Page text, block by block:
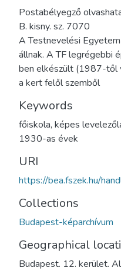
Postabélyegző
B. kisny. sz. 7070
A Testnevelési
állnak. A TF legrégebbi
ben elkészült (1987-től
a kert felől szemből
Keywords
főiskola, képes
1930-as évek
URI
https://bea.fszek.hu/
Collections
Budapest-képarchívum
Geographical
Budapest. 12. kerület.